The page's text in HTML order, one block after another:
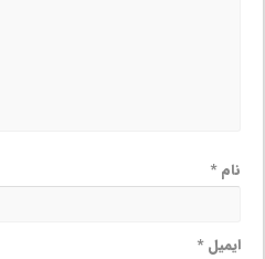
نام*
ایمیل*